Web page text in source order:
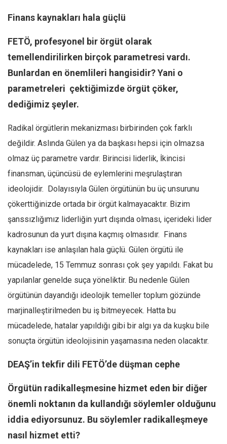
Finans kaynakları hala güçlü
FETÖ, profesyonel bir örgüt olarak
temellendirilirken birçok parametresi vardı.
Bunlardan en önemlileri hangisidir? Yani o
parametreleri çektiğimizde örgüt çöker,
dediğimiz şeyler.
Radikal örgütlerin mekanizması birbirinden çok farklı
değildir. Aslında Gülen ya da başkası hepsi için olmazsa
olmaz üç parametre vardır. Birincisi liderlik, İkincisi
finansman, üçüncüsü de eylemlerini meşrulaştıran
ideolojidir. Dolayısıyla Gülen örgütünün bu üç unsurunu
çökerttiğinizde ortada bir örgüt kalmayacaktır. Bizim
şanssızlığımız liderliğin yurt dışında olması, içerideki lider
kadrosunun da yurt dışına kaçmış olmasıdır. Finans
kaynakları ise anlaşılan hala güçlü. Gülen örgütü ile
mücadelede, 15 Temmuz sonrası çok şey yapıldı. Fakat bu
yapılanlar genelde suça yöneliktir. Bu nedenle Gülen
örgütünün dayandığı ideolojik temeller toplum gözünde
marjinalleştirilmeden bu iş bitmeyecek. Hatta bu
mücadelede, hatalar yapıldığı gibi bir algı ya da kuşku bile
sonuçta örgütün ideolojisinin yaşamasına neden olacaktır.
DEAŞ’in tekfir dili FETÖ’de düşman cephe
Örgütün radikalleşmesine hizmet eden bir diğer
önemli noktanın da kullandığı söylemler olduğunu
iddia ediyorsunuz. Bu söylemler radikalleşmeye
nasıl hizmet etti?